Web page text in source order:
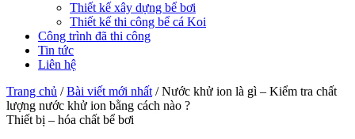
Thiết kế xây dựng bể bơi
Thiết kế thi công bể cá Koi
Công trình đã thi công
Tin tức
Liên hệ
Trang chủ /Bài viết mới nhất /Nước khử ion là gì – Kiểm tra chất
lượng nước khử ion bằng cách nào ?
Thiết bị – hóa chất bể bơi